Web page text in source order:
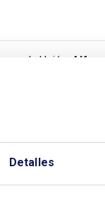
Detalles
en la Unión.
persona de
sobre las
normas, los
materia